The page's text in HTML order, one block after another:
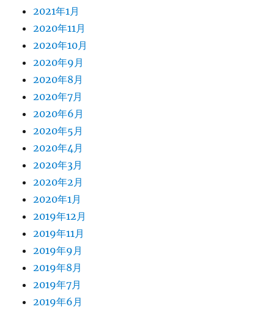
2021年1月
2020年11月
2020年10月
2020年9月
2020年8月
2020年7月
2020年6月
2020年5月
2020年4月
2020年3月
2020年2月
2020年1月
2019年12月
2019年11月
2019年9月
2019年8月
2019年7月
2019年6月